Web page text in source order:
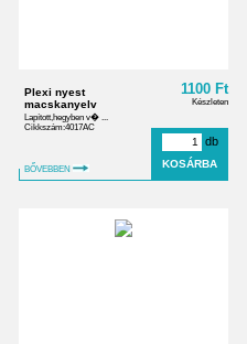
Plexi nyest
macskanyelv
Lapított,hegyben v� ...
Cikkszám:4017AC
BŐVEBBEN
1100 Ft
Készleten
db